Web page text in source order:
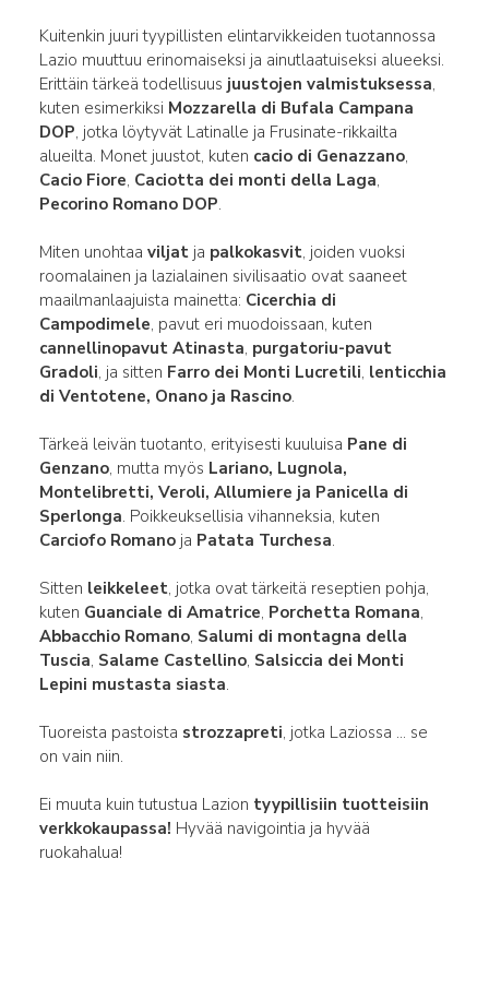
Kuitenkin juuri tyypillisten elintarvikkeiden tuotannossa
Lazio muuttuu erinomaiseksi ja ainutlaatuiseksi alueeksi.
Erittäin tärkeä todellisuus juustojen valmistuksessa,
kuten esimerkiksi Mozzarella di Bufala Campana
DOP, jotka löytyvät Latinalle ja Frusinate-rikkailta
alueilta. Monet juustot, kuten cacio di Genazzano,
Cacio Fiore, Caciotta dei monti della Laga,
Pecorino Romano DOP.
Miten unohtaa viljatja palkokasvit, joiden vuoksi
roomalainen ja lazialainen sivilisaatio ovat saaneet
maailmanlaajuista mainetta: Cicerchia di
Campodimele, pavut eri muodoissaan, kuten
cannellinopavut Atinasta, purgatoriu-pavut
Gradoli, ja sitten Farro dei Monti Lucretili, lenticchia
di Ventotene, Onano ja Rascino.
Tärkeä leivän tuotanto, erityisesti kuuluisa Pane di
Genzano, mutta myös Lariano, Lugnola,
Montelibretti, Veroli, Allumiere ja Panicella di
Sperlonga. Poikkeuksellisia vihanneksia, kuten
Carciofo Romanoja Patata Turchesa.
Sitten leikkeleet, jotka ovat tärkeitä reseptien pohja,
kuten Guanciale di Amatrice, Porchetta Romana,
Abbacchio Romano, Salumi di montagna della
Tuscia, Salame Castellino, Salsiccia dei Monti
Lepini mustasta siasta.
Tuoreista pastoista strozzapreti, jotka Laziossa ... se
on vain niin.
Ei muuta kuin tutustua Lazion tyypillisiin tuotteisiin
verkkokaupassa! Hyvää navigointia ja hyvää
ruokahalua!